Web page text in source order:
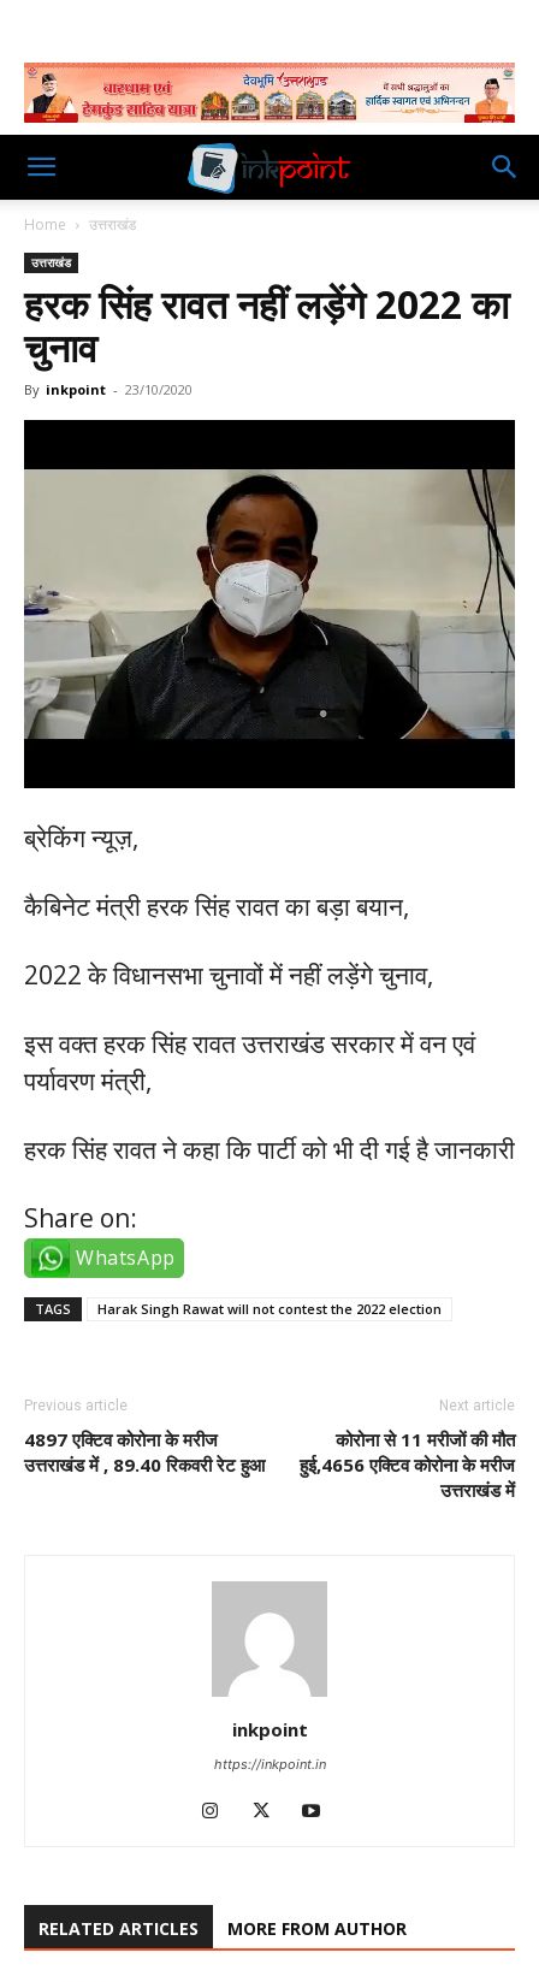
Home उत्तराखंड
उत्तराखंड
हरक सिंह रावत नहीं लड़ेंगे 2022 का
चुनाव
By inkpoint - 23/10/2020
ब्रेकिंग न्यूज़,
कैबिनेट मंत्री हरक सिंह रावत का बड़ा बयान,
2022 के विधानसभा चुनावों में नहीं लड़ेंगे चुनाव,
इस वक्त हरक सिंह रावत उत्तराखंड सरकार में वन एवं
पर्यावरण मंत्री,
हरक सिंह रावत ने कहा कि पार्टी को भी दी गई है जानकारी
Share on:
WhatsApp
TAGS Harak Singh Rawat will not contest the 2022 election
Previous article
4897 एक्टिव कोरोना के मरीज
उत्तराखंड में , 89.40 रिकवरी रेट हुआ
Next article
कोरोना से 11 मरीजों की मौत
हुई,4656 एक्टिव कोरोना के मरीज
उत्तराखंड में
inkpoint
https://inkpoint.in
RELATED ARTICLES MORE FROM AUTHOR